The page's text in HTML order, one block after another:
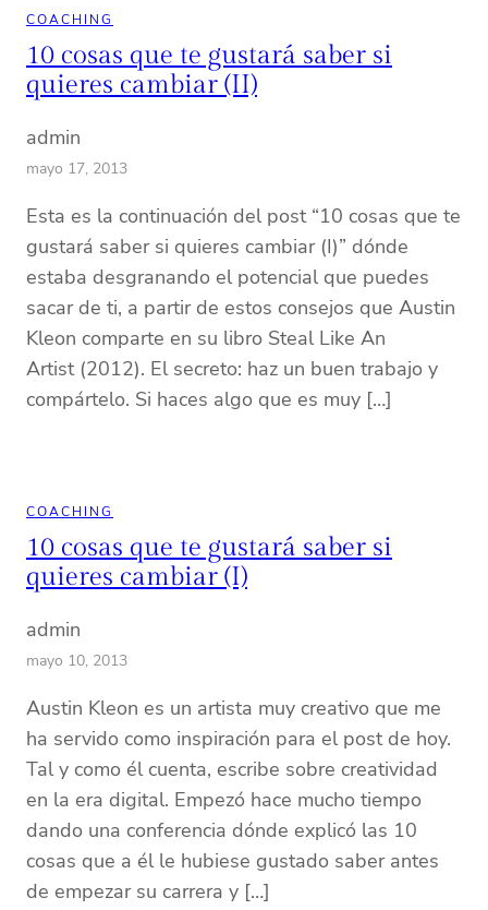
COACHING
10 cosas que te gustará saber si
quieres cambiar (II)
admin
mayo 17, 2013
Esta es la continuación del post “10 cosas que te
gustará saber si quieres cambiar (I)” dónde
estaba desgranando el potencial que puedes
sacar de ti, a partir de estos consejos que Austin
Kleon comparte en su libro Steal Like An
Artist (2012). El secreto: haz un buen trabajo y
compártelo. Si haces algo que es muy […]
COACHING
10 cosas que te gustará saber si
quieres cambiar (I)
admin
mayo 10, 2013
Austin Kleon es un artista muy creativo que me
ha servido como inspiración para el post de hoy.
Tal y como él cuenta, escribe sobre creatividad
en la era digital. Empezó hace mucho tiempo
dando una conferencia dónde explicó las 10
cosas que a él le hubiese gustado saber antes
de empezar su carrera y […]